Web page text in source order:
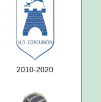
2010-2020